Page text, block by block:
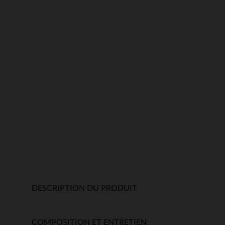
DESCRIPTION DU PRODUIT
COMPOSITION ET ENTRETIEN